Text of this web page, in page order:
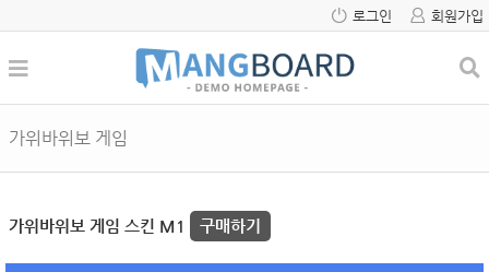
로그인 회원가입
가위바위보 게임
가위바위보 게임 스킨 M1 구매하기